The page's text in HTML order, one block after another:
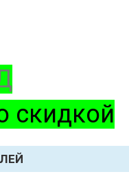
скидкой